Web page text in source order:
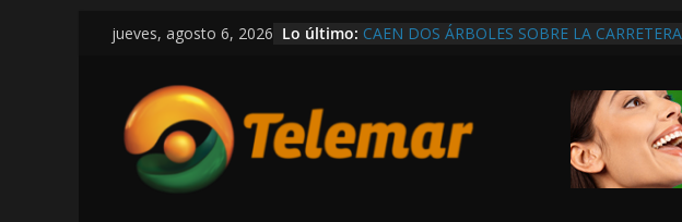
Saltar
contenido
jueves, agosto 6, 2026 Lo último: CAEN DOS ÁRBOLES SOBRE LA
SHCP DERRUMBA DISCURSO DE LAYDA AL
CAMPECHE REGISTRA LA PEOR CAÍDA DE
PARTICIPACIONES DEL PAÍS, POR PÉSIMA